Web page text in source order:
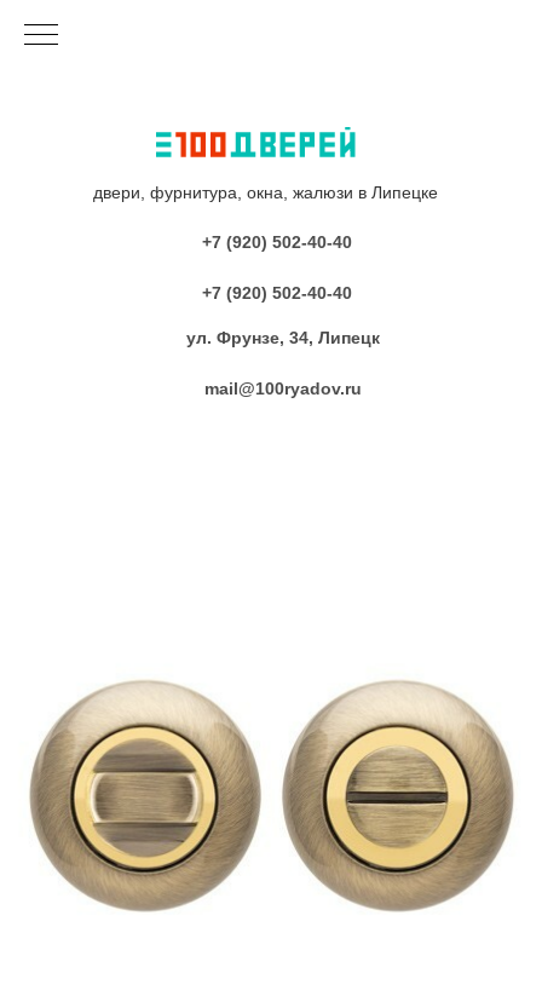
двери, фурнитура, окна, жалюзи в Липецке
+7 (920) 502-40-40
+7 (920) 502-40-40
ул. Фрунзе, 34, Липецк
mail@100ryadov.ru